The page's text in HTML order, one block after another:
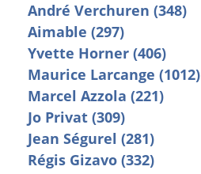
André Verchuren (348)
Aimable (297)
Yvette Horner (406)
Maurice Larcange (1012)
Marcel Azzola (221)
Jo Privat (309)
Jean Ségurel (281)
Régis Gizavo (332)